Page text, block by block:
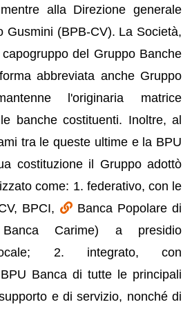
alla Direzione generale
Gusmini (BPB-CV). La Società,
del Gruppo Banche
abbreviata anche Gruppo
l'originaria matrice
banche costituenti. Inoltre, al
tra le queste ultime e la BPU
costituzione il Gruppo adottò
come: 1. federativo, con le
BPCI,
Banca Popolare di
Banca Carime) a presidio
locale; 2. integrato, con
Banca di tutte le principali
e di servizio, nonché di